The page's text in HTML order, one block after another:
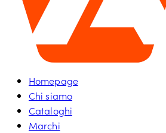
Homepage
Chi siamo
Cataloghi
Marchi